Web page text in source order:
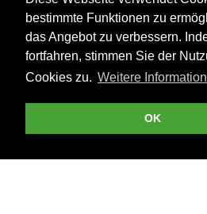
bestimmte Funktionen zu
das Angebot zu verbessern.
fortfahren, stimmen Sie der
Cookies zu. Weitere
OK